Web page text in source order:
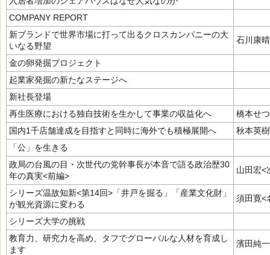
COMPANY REPORT
新ブランドで世界市場に打って出るクロスカンパニーの大
いなる野望
石川康
金の卵発掘プロジェクト
起業家発掘の新たなステージへ
新社長登場
再生医療における独自技術を生かして事業の収益化へ
橋本せ
国内1千店舗達成を目指すと同時に海外でも積極展開へ
秋本英
「公」を生きる
政局の台風の目・次世代の党幹事長が本音で語る政治歴30
年の真実<前編>
山田宏<
シリーズ温故知新<第14回>「井戸を掘る」「産業文化財」
が観光資源に変わる
須田寛<
シリーズ大学の挑戦
教育力、研究力を高め、タフでグローバルな人材を育成し
ます
濱田純